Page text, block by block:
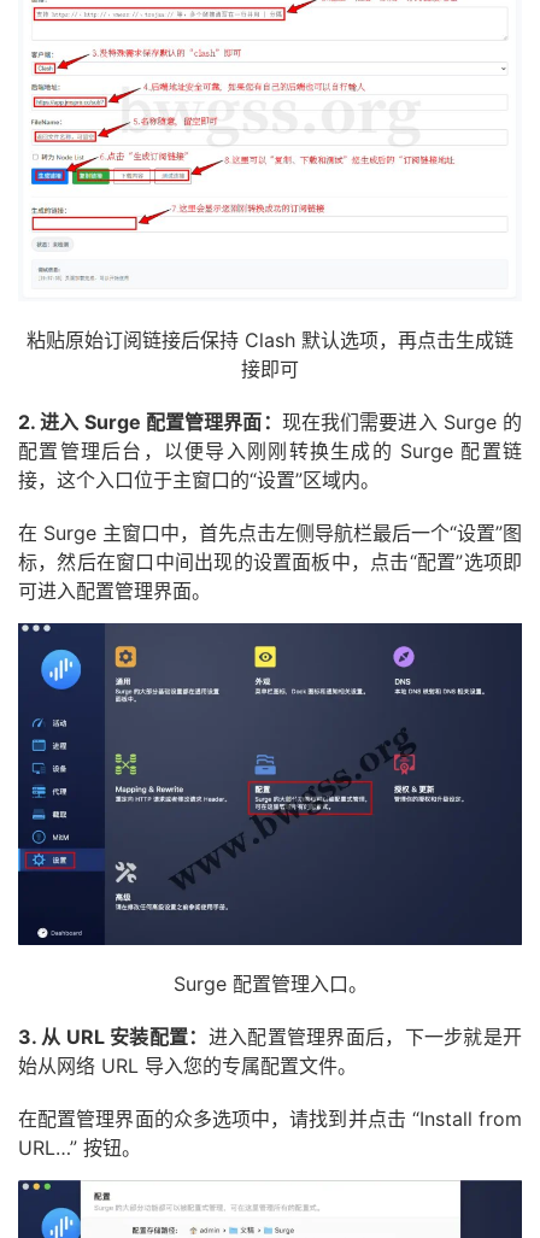
粘贴原始订阅链接后保持 Clash 默认选项，再点击生成链
接即可
2. 进入 Surge 配置管理界面： 现在我们需要进入 Surge 的
配置管理后台，以便导入刚刚转换生成的 Surge 配置链
接，这个入口位于主窗口的“设置”区域内。
在 Surge 主窗口中，首先点击左侧导航栏最后一个“设置”图
标，然后在窗口中间出现的设置面板中，点击“配置”选项即
可进入配置管理界面。
Surge 配置管理入口。
3. 从 URL 安装配置： 进入配置管理界面后，下一步就是开
始从网络 URL 导入您的专属配置文件。
在配置管理界面的众多选项中，请找到并点击 “Install from
URL…” 按钮。